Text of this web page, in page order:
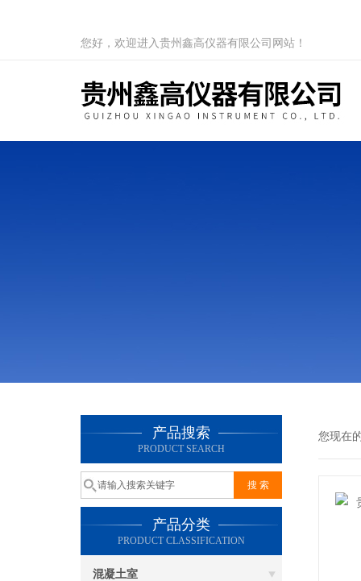
您好，欢迎进入贵州鑫高仪器有限公司网站！
产品搜索
PRODUCT SEARCH
产品分类
PRODUCT CLASSIFICATION
混凝土室
您现在